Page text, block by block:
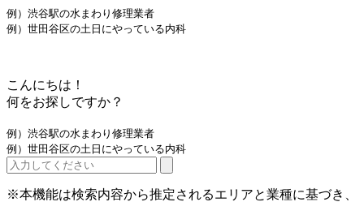
例）渋谷駅の水まわり修理業者
例）世田谷区の土日にやっている内科
こんにちは！
何をお探しですか？
例）渋谷駅の水まわり修理業者
例）世田谷区の土日にやっている内科
※本機能は検索内容から推定されるエリアと業種に基づき、